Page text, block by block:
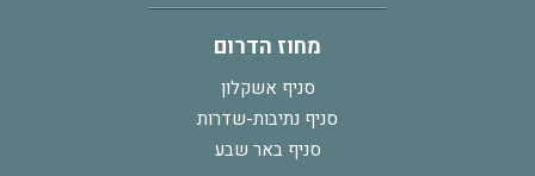
מחוז הדרום
סניף אשקלון
סניף נתיבות-שדרות
סניף באר שבע